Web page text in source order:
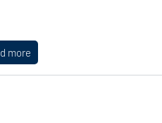
more